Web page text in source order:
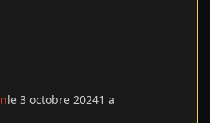
le 3 octobre 20241 a